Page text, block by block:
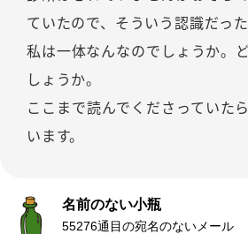
ていたので、そういう認識だっ
私は一体なんなのでしょうか。
しょうか。
ここまで読んでくださっていた
います。
名前のない小瓶
55276通目の宛名のないメール